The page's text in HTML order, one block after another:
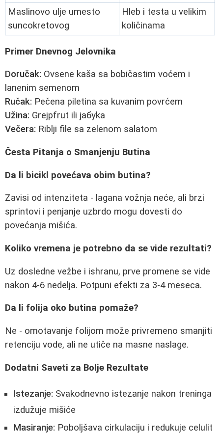
Maslinovo ulje umesto
suncokretovog
Hlеb i testa u velikim
količinama
Primer Dnevnog Jelovnika
Doručak: Ovsenе kaša sa bobičastim voćem i
lanenim semenom
Ručak: Pečena piletina sa kuvanim povrćem
Užina: Grејpfrut ili јабуka
Večera: Riblji file sa zelenom salatom
Česta Pitanja o Smanjenju Butina
Da li bicikl povećava obim butina?
Zavisi od intenziteta - lagana vožnja neće, ali brzi
sprintovi i penjanje uzbrdo mogu dovesti do
povećanja mišića.
Koliko vremena je potrebno da se vide rezultati?
Uz dosledne vežbe i ishranu, prve promene se vide
nakon 4-6 nedelja. Potpuni efekti za 3-4 meseca.
Da li folija oko butina pomaže?
Ne - omotavanje folijom može privremeno smanjiti
retenciju vode, ali ne utiče na masne naslage.
Dodatni Saveti za Bolje Rezultate
Istezanje: Svakodnevno istezanje nakon treninga
izdužuje mišiće
Masiranje: Poboljšava cirkulaciju i redukuje celulit